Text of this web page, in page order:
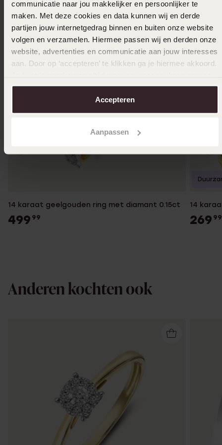
communicatie naar jou makkelijker en persoonlijker te
maken. Met deze cookies en data kunnen wij en derde
partijen jouw internetgedrag binnen en buiten onze website
volgen en verzamelen. Hiermee passen wij en derden onze
website, advertenties en communicatie aan jouw interesses
aan. Door op ‘accepteren’ te klikken ga je hiermee akkoord.
over in onscookiebeleid.
Accepteren
Aanpassen
14 karaat geelgouden ring met diamant 0.15ct
499 99
14
269 99
Anderen kochten ook